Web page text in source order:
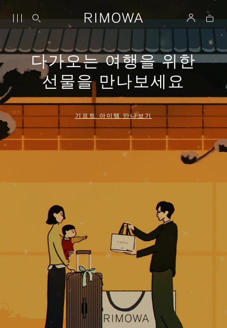
다가오는 여행을 위한
선물을 만나보세요
기프트 아이템 만나보기